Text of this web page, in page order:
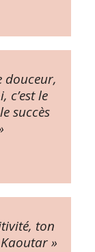
douceur,
c’est le
succès
ton
»